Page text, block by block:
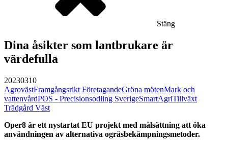
Stäng
Dina åsikter som lantbrukare är
värdefulla
20230310
AgrovästFramgångsrikt FöretagandeGröna mötenMark och
vattenvårdPOS - Precisionsodling SverigeSmartAgriTillväxt
Trädgård Väst
Oper8 är ett nystartat EU projekt med målsättning att öka
användningen av alternativa ogräsbekämpningsmetoder.